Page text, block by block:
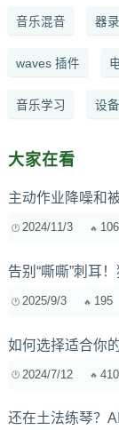
音乐混音 器
waves 插件
音乐学习 设
大家在看
主动作业降噪和
2024/11/3
告别“嘶嘶”刺耳
2025/9/3 195
如何选择适合你
2024/7/12 410
还在土法练琴？